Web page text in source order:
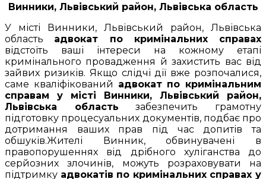
Винники, Львівський район, Львівська область
У місті Винники, Львівський район, Львівська
область адвокат по кримінальних справах
відстоїть ваші інтереси на кожному етапі
кримінального провадження й захистить вас від
зайвих ризиків. Якщо слідчі дії вже розпочалися,
саме кваліфікований адвокат по кримінальним
справам у місті Винники, Львівський район,
Львівська область забезпечить грамотну
підготовку процесуальних документів, подбає про
дотримання ваших прав під час допитів та
обшуків.Жителі Винник, обвинувачені в
правопорушеннях від дрібного хуліганства до
серйозних злочинів, можуть розраховувати на
підтримку адвокатів по кримінальних справах у